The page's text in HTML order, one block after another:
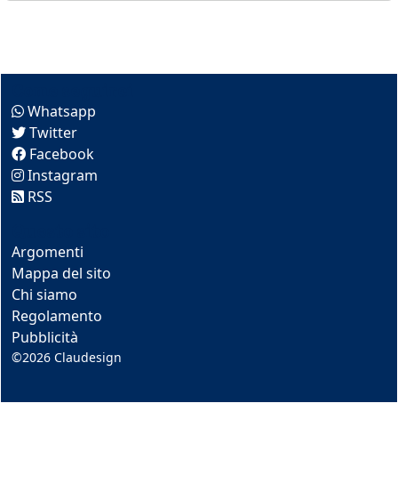
Whatsapp
Twitter
Facebook
Instagram
RSS
Argomenti
Mappa del sito
Chi siamo
Regolamento
Pubblicità
©2026 Claudesign